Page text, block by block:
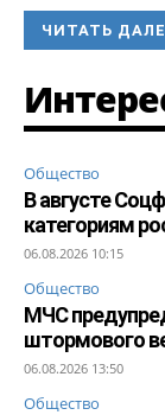
ЧИТАТЬ
Общество
В августе
категориям
06.08.2026 10:15
Общество
МЧС
штормового
06.08.2026 13:50
Общество